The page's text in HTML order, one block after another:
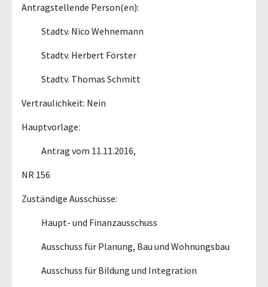
Antragstellende Person(en):
Stadtv. Nico Wehnemann
Stadtv. Herbert Förster
Stadtv. Thomas Schmitt
Vertraulichkeit: Nein
Hauptvorlage:
Antrag vom 11.11.2016,
NR 156
Zuständige Ausschüsse:
Haupt- und Finanzausschuss
Ausschuss für Planung, Bau und Wohnungsbau
Ausschuss für Bildung und Integration